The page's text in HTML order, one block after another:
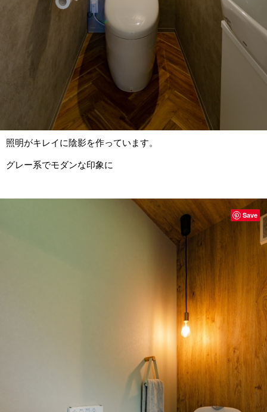
照明がキレイに陰影を作っています。
グレー系でモダンな印象に
Save